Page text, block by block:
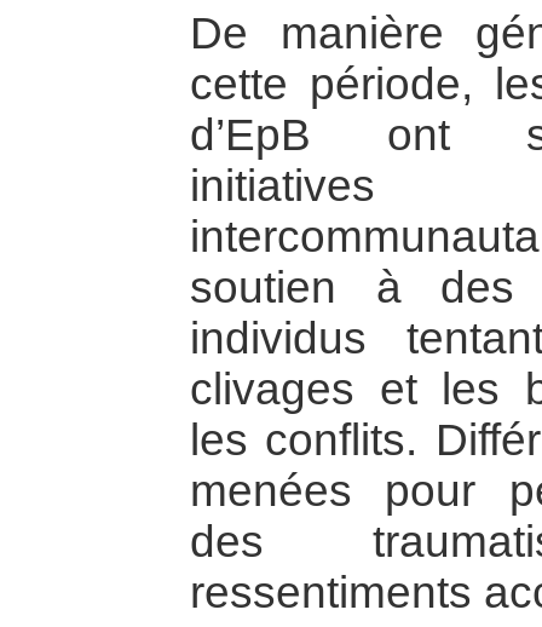
De manière
cette période,
d’EpB ont
initiatives
soutien à
individus
clivages et les
les conflits.
menées pour
des
ressentiments